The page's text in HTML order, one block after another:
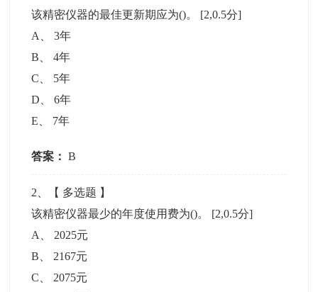
该精密仪器的最佳更新期应为()。 [2,0.5分]
A
、3年
B 、4年
C
5年
D 、6年
E
7年
答案： B
2 、【 多选题 】
该精密仪器最少的年度使用费为()。 [2,0.5分]
A
2025元
B
2167元
C
2075元